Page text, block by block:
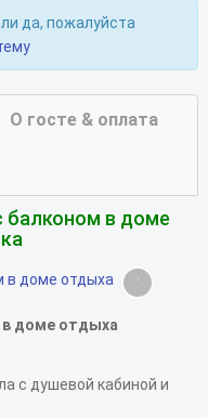
да, пожалуйста
О госте & оплата
балконом в доме
›
в доме отдыха
с душевой кабиной и